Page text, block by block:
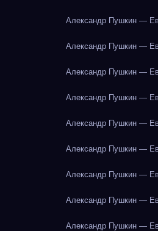
Александр Пушкин —
Александр Пушкин —
Александр Пушкин —
Александр Пушкин —
Александр Пушкин —
Александр Пушкин —
Александр Пушкин —
Александр Пушкин —
Александр Пушкин —